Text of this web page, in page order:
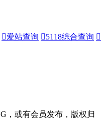
爱站查询 5118综合查询 
，或有会员发布，版权归